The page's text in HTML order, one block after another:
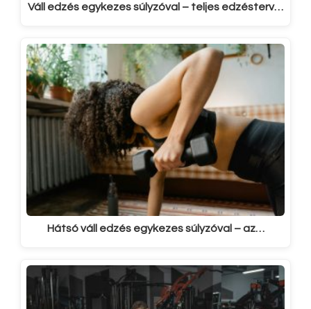
Váll edzés egykezes súlyzóval – teljes edzésterv…
Hátsó váll edzés egykezes súlyzóval – az…